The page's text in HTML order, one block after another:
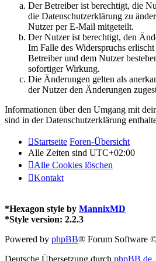
Der Betreiber ist berechtigt, die
die Datenschutzerklärung zu
Nutzer per E-Mail mitgeteilt.
Der Nutzer ist berechtigt, den
Im Falle des Widerspruchs
Betreiber und dem Nutzer
sofortiger Wirkung.
Die Änderungen gelten als
der Nutzer den Änderungen
Informationen über den Umgang mit
sind in der Datenschutzerklärung
Startseite Foren-Übersicht
Alle Zeiten sind UTC+02:00
Alle Cookies löschen
Kontakt
*Hexagon style by MannixMD
*Style version: 2.2.3
Powered by phpBB® Forum Software